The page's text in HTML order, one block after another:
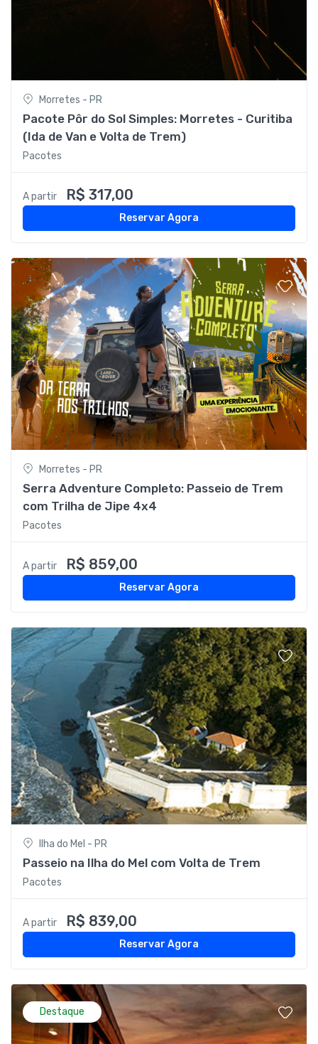
Morretes - PR
Pacote Pôr do Sol Simples: Morretes - Curitiba
(Ida de Van e Volta de Trem)
Pacotes
A partir R$ 317,00
Reservar Agora
Morretes - PR
Serra Adventure Completo: Passeio de Trem
com Trilha de Jipe 4x4
Pacotes
A partir R$ 859,00
Reservar Agora
Ilha do Mel - PR
Passeio na Ilha do Mel com Volta de Trem
Pacotes
A partir R$ 839,00
Reservar Agora
Destaque